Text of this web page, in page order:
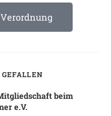
beim
e.V.